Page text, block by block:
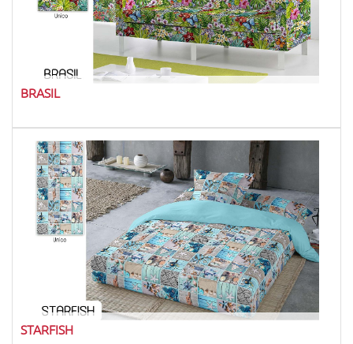
BRASIL
STARFISH